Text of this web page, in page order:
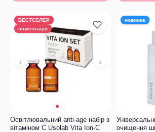
БЕСТСЕЛЕР
пігментація
‹ ›
Освітлювальний anti-age набір з
вітаміном С Usolab Vita Ion-C
новинка
очищення